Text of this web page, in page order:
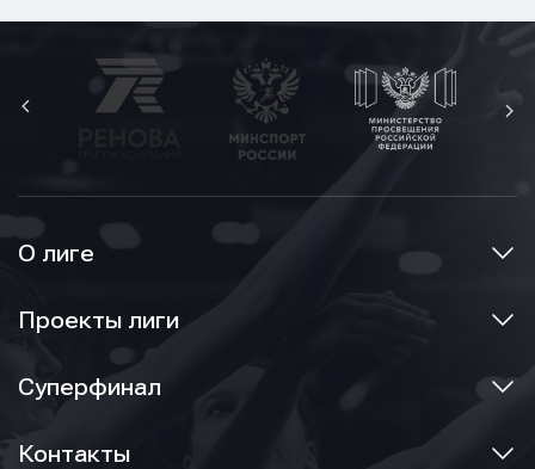
О лиге
Проекты лиги
Суперфинал
Контакты